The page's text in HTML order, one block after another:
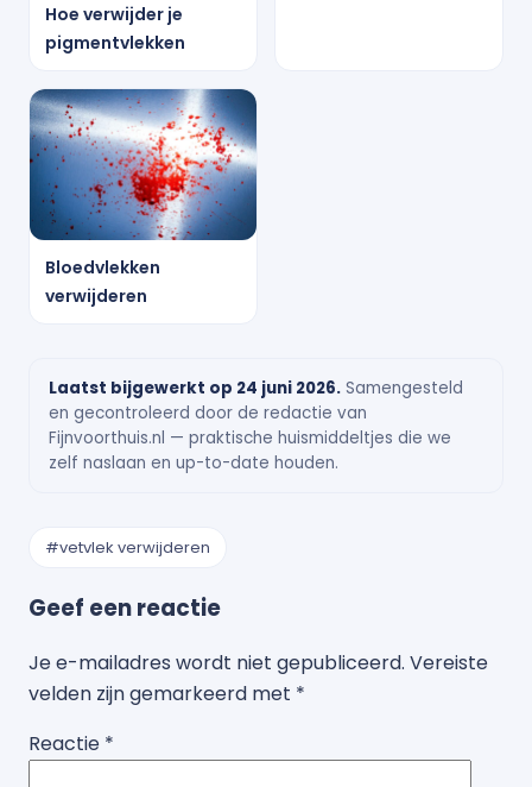
Hoe verwijder je
pigmentvlekken
Bloedvlekken
verwijderen
Laatst bijgewerkt op 24 juni 2026. Samengesteld
en gecontroleerd door de redactie van
Fijnvoorthuis.nl — praktische huismiddeltjes die we
zelf naslaan en up-to-date houden.
#vetvlek verwijderen
Geef een reactie
Je e-mailadres wordt niet gepubliceerd. Vereiste
velden zijn gemarkeerd met *
Reactie *